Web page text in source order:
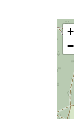
+
−